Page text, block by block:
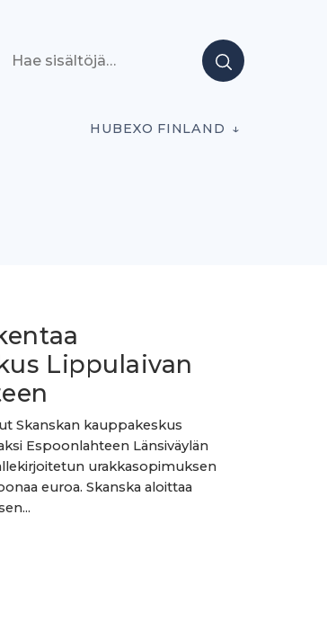
HUBEXO FINLAND
Lippulaivan
Skanskan kauppakeskus
Espoonlahteen Länsiväylän
urakkasopimuksen
euroa. Skanska aloittaa